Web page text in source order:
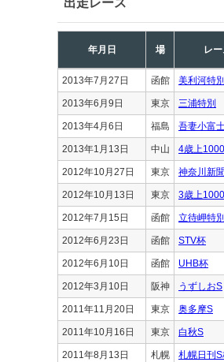
年月日 場 レ
2013年7月27日 函館 美利河特別
2013年6月9日 東京 三浦特別
2013年4月6日 福島 吾妻小富
2013年1月13日 中山 4歳上
2012年10月27日 東京 神奈川新
2012年10月13日 東京 3歳上
2012年7月15日 函館 立待岬特別
2012年6月23日 函館 STV杯
2012年6月10日 函館 UHB杯
2012年3月10日 阪神 うずしおS
2011年11月20日 東京 奥多摩S
2011年10月16日 東京 白秋S
2011年8月13日 札幌 札幌日刊